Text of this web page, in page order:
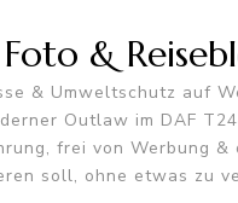
&
& Umweltschutz auf
Outlaw im DAF
frei von Werbung
soll, ohne etwas zu